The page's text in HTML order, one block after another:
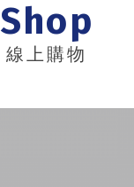
Shop
線上購物